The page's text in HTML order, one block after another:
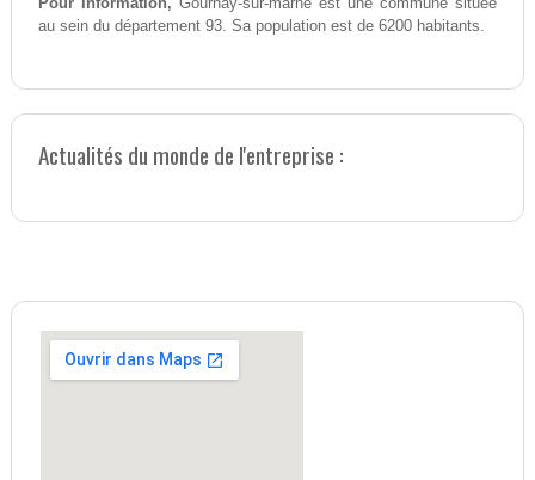
au sein du département 93. Sa population est de 6200 habitants.
Actualités du monde de l'entreprise :